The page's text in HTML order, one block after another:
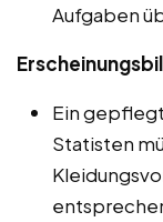
Aufgaben
Ein
Statisten